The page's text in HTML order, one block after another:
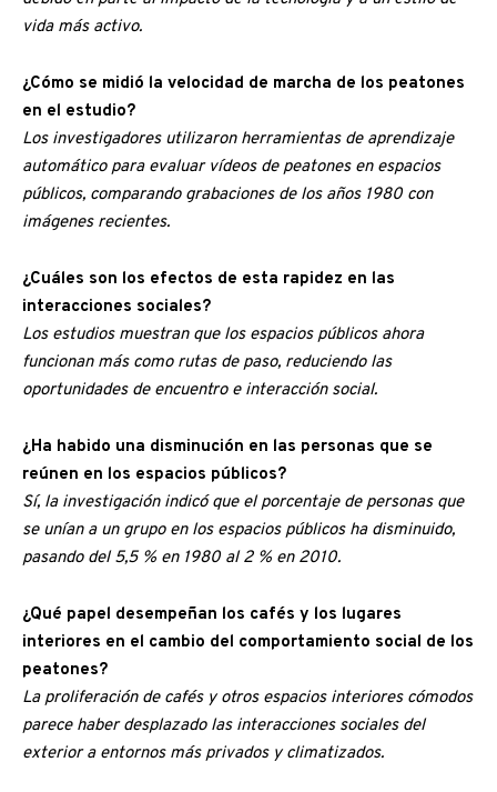
vida más activo.
¿Cómo se midió la velocidad de marcha de los peatones
en el estudio?
Los investigadores utilizaron herramientas de aprendizaje
automático para evaluar vídeos de peatones en espacios
públicos, comparando grabaciones de los años 1980 con
imágenes recientes.
¿Cuáles son los efectos de esta rapidez en las
interacciones sociales?
Los estudios muestran que los espacios públicos ahora
funcionan más como rutas de paso, reduciendo las
oportunidades de encuentro e interacción social.
¿Ha habido una disminución en las personas que se
reúnen en los espacios públicos?
Sí, la investigación indicó que el porcentaje de personas que
se unían a un grupo en los espacios públicos ha disminuido,
pasando del 5,5 % en 1980 al 2 % en 2010.
¿Qué papel desempeñan los cafés y los lugares
interiores en el cambio del comportamiento social de los
peatones?
La proliferación de cafés y otros espacios interiores cómodos
parece haber desplazado las interacciones sociales del
exterior a entornos más privados y climatizados.